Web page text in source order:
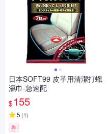
日本SOFT99 皮革用清潔打蠟
濕巾-急速配
$155
5 (1)
券